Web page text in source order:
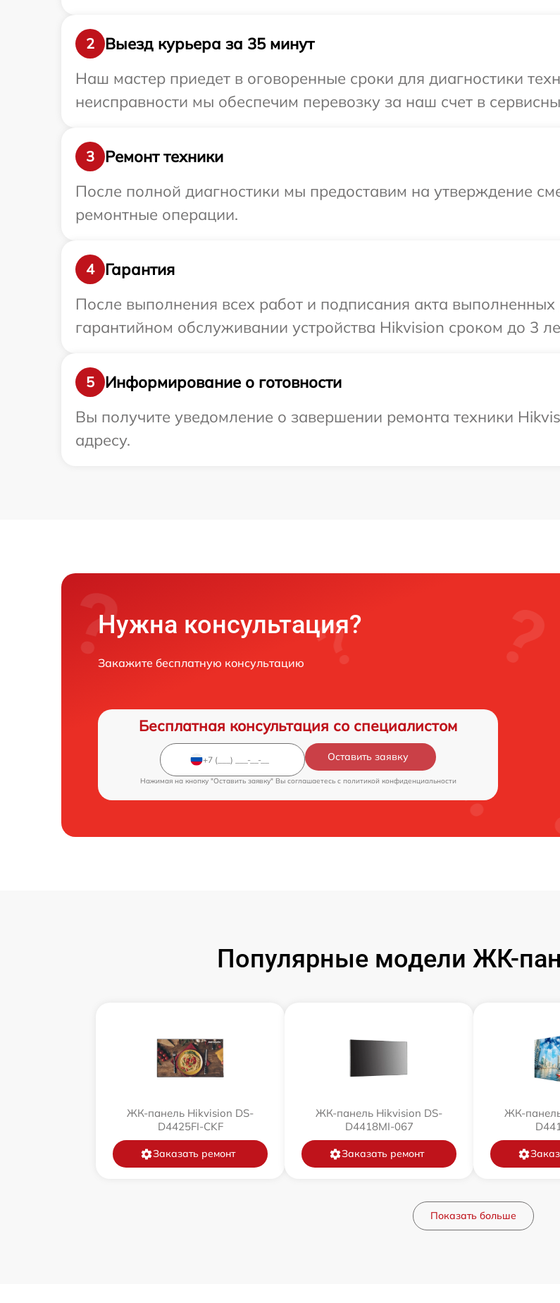
2
Выезд курьера за 35 минут
Наш мастер приедет в оговоренные сроки для диагностики
неисправности мы обеспечим перевозку за наш счет в
3
Ремонт техники
После полной диагностики мы предоставим на утверждение
ремонтные операции.
4
Гарантия
После выполнения всех работ и подписания акта
гарантийном обслуживании устройства Hikvision сроком до 3
5
Информирование о готовности
Вы получите уведомление о завершении ремонта техники
адресу.
Нужна консультация?
Закажите бесплатную консультацию
Бесплатная консультация со специалистом
Оставить заявку
Нажимая на кнопку "Оставить заявку" Вы соглашаетесь c политикой конфиденциальности
Популярные модели ЖК-
ЖК-панель Hikvision DS-
D4425FI-CKF
Заказать ремонт
ЖК-панель Hikvision DS-
D4418MI-067
Заказать ремонт
ЖК-
Показать больше